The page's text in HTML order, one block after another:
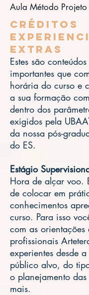
Aula Método Projeto
Créditos
Extras
Estes são
importantes que
horária do curso e
a sua formação
dentro dos
exigidos pela
da nossa pós-
do ES.
Estágio
Hora de alçar voo.
de colocar em
conhecimentos
curso. Para isso
com as orientações
profissionais
experientes desde
público alvo, do
o planejamento
mais.